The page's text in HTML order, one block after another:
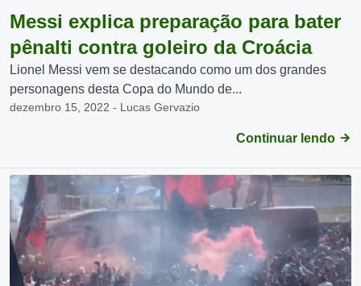
Messi explica preparação para bater
pênalti contra goleiro da Croácia
Lionel Messi vem se destacando como um dos grandes
personagens desta Copa do Mundo de...
dezembro 15, 2022 - Lucas Gervazio
Continuar lendo